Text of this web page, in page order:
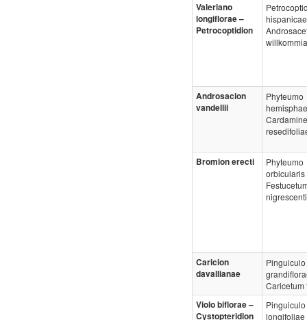
Valeriano
longiflorae –
Petrocoptidion
Androsacion
vandellii
Phyteumo
Bromion erecti
Phyteumo
orbicularis
Caricion
davallianae
Pinguiculo
Caricetum
Violo biflorae –
Cystopteridion
Pinguiculo
longifoliae